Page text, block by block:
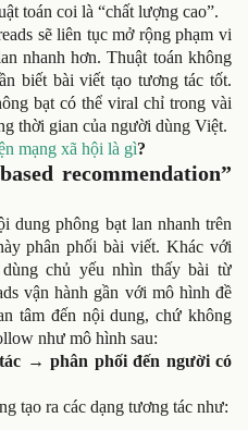
toán coi là “chất lượng cao”.
sẽ liên tục mở rộng phạm vi
nhanh hơn. Thuật toán không
biết bài viết tạo tương tác tốt.
bạt có thể viral chỉ trong vài
thời gian của người dùng Việt.
mạng xã hội là gì?
recommendation”
dung phông bạt lan nhanh trên
phân phối bài viết. Khác với
chủ yếu nhìn thấy bài từ
vận hành gần với mô hình đề
tâm đến nội dung, chứ không
như mô hình sau:
→ phân phối đến người có
tạo ra các dạng tương tác như: